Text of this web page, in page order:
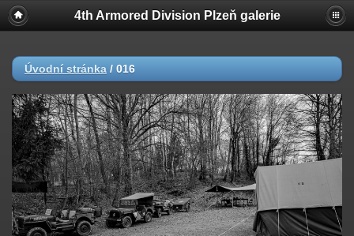
4th Armored Division Plzeň galerie
Úvodní stránka / 016